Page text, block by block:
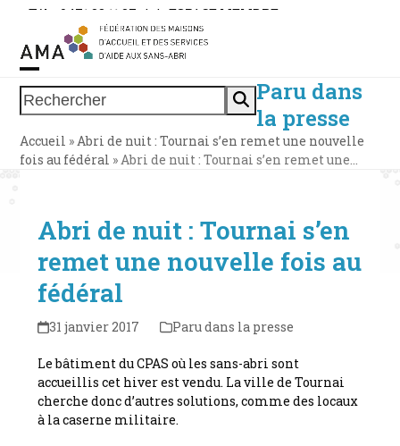
Skip
content
Tél. : 0471 38 11 37 | | ESPACE MEMBRE
Rechercher
Open
mobile
menu
Close
mobile
menu
Paru dans
la presse
Accueil »Abri de nuit : Tournai s’en remet une nouvelle
fois au fédéral »Abri de nuit : Tournai s’en remet une…
Abri de nuit : Tournai s’en
remet une nouvelle fois au
fédéral
31 janvier 2017 Paru dans la presse
Le bâtiment du CPAS où les sans-abri sont
accueillis cet hiver est vendu. La ville de Tournai
cherche donc d’autres solutions, comme des locaux
à la caserne militaire.